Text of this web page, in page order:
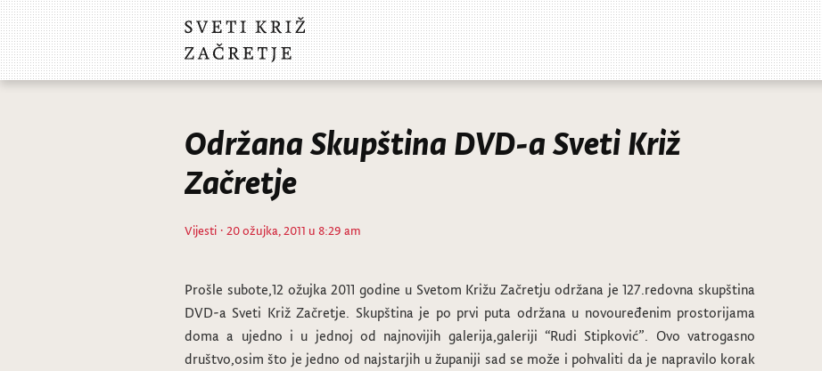
Održana Skupština DVD-a Sveti Križ
Začretje
Vijesti · 20 ožujka, 2011 u 8:29 am
Prošle subote,12 ožujka 2011 godine u Svetom Križu Začretju održana je 127.redovna skupština
DVD-a Sveti Križ Začretje. Skupština je po prvi puta održana u novouređenim prostorijama
doma a ujedno i u jednoj od najnovijih galerija,galeriji “Rudi Stipković”. Ovo vatrogasno
društvo,osim što je jedno od najstarjih u županiji sad se može i pohvaliti da je napravilo korak